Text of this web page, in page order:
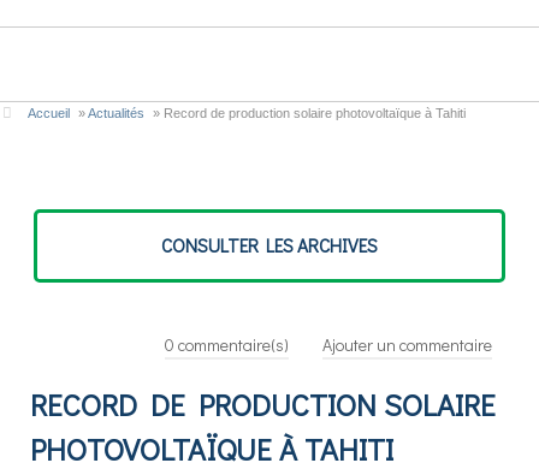
Accueil »Actualités » Record de production solaire photovoltaïque à Tahiti
CONSULTER LES ARCHIVES
0 commentaire(s) Ajouter un commentaire
RECORD DE PRODUCTION SOLAIRE
PHOTOVOLTAÏQUE À TAHITI